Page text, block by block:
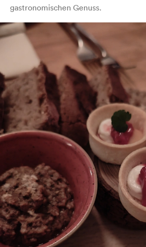
gastronomischen Genuss.